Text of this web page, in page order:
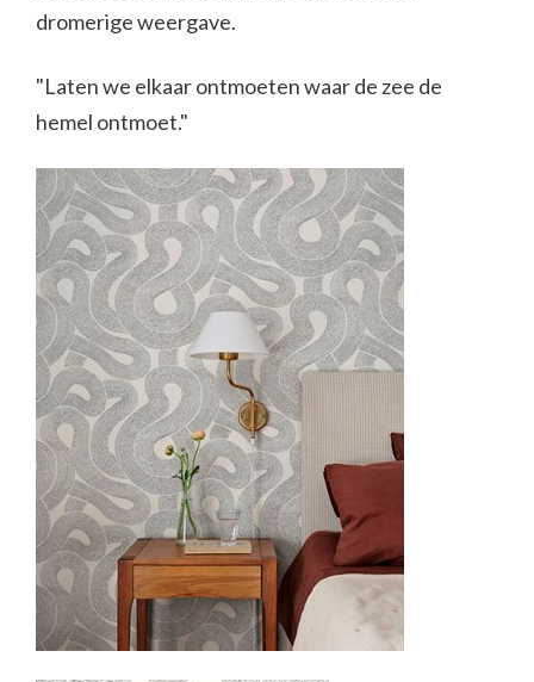
dromerige weergave.
"Laten we elkaar ontmoeten waar de zee de
hemel ontmoet."